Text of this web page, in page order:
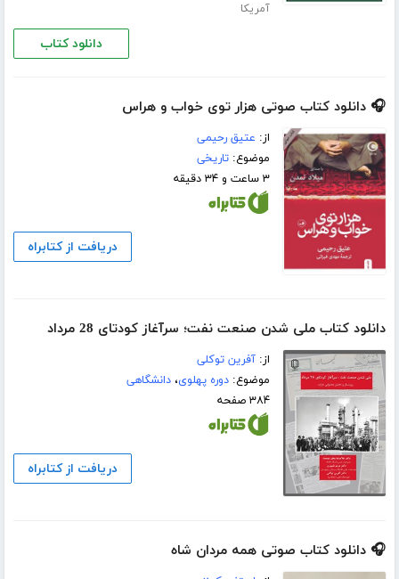
آمریکا
دانلود کتاب
🎧 دانلود کتاب صوتی هزار توی خواب و هراس
از: عتیق رحیمی
موضوع:تاریخی
۳ ساعت و ۳۴ دقیقه
دریافت از کتابراه
دانلود کتاب ملی شدن صنعت نفت؛ سرآغاز کودتای 28 مرداد
از:آفرین توکلی
موضوع:دوره پهلوی،دانشگاهی
۳۸۴ صفحه
دریافت از کتابراه
🎧 دانلود کتاب صوتی همه مردان شاه